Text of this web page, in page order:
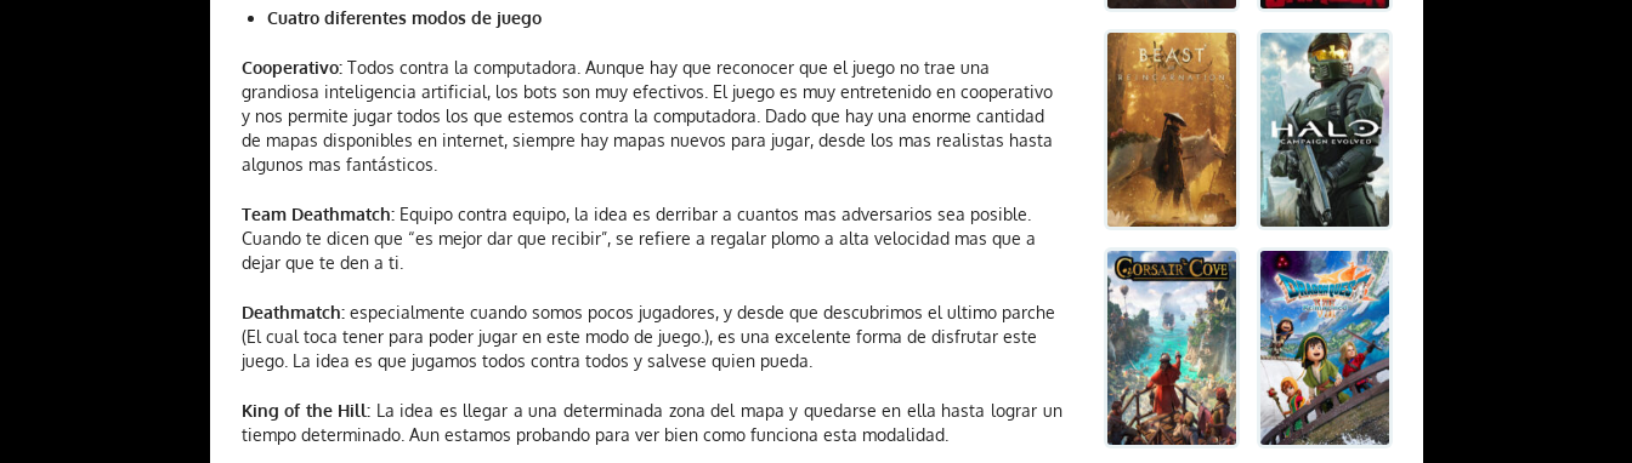
Cuatro diferentes modos de juego
Cooperativo:Todos contra la computadora. Aunque hay que reconocer que el juego no trae una
grandiosa inteligencia artificial, los bots son muy efectivos. El juego es muy entretenido en cooperativo
y nos permite jugar todos los que estemos contra la computadora. Dado que hay una enorme cantidad
de mapas disponibles en internet, siempre hay mapas nuevos para jugar, desde los mas realistas hasta
algunos mas fantásticos.
Team Deathmatch:Equipo contra equipo, la idea es derribar a cuantos mas adversarios sea posible.
Cuando te dicen que “es mejor dar que recibir”, se refiere a regalar plomo a alta velocidad mas que a
dejar que te den a ti.
Deathmatch:especialmente cuando somos pocos jugadores, y desde que descubrimos el ultimo parche
(El cual toca tener para poder jugar en este modo de juego.), es una excelente forma de disfrutar este
juego. La idea es que jugamos todos contra todos y salvese quien pueda.
King of the Hill: La idea es llegar a una determinada zona del mapa y quedarse en ella hasta lograr un
tiempo determinado. Aun estamos probando para ver bien como funciona esta modalidad.